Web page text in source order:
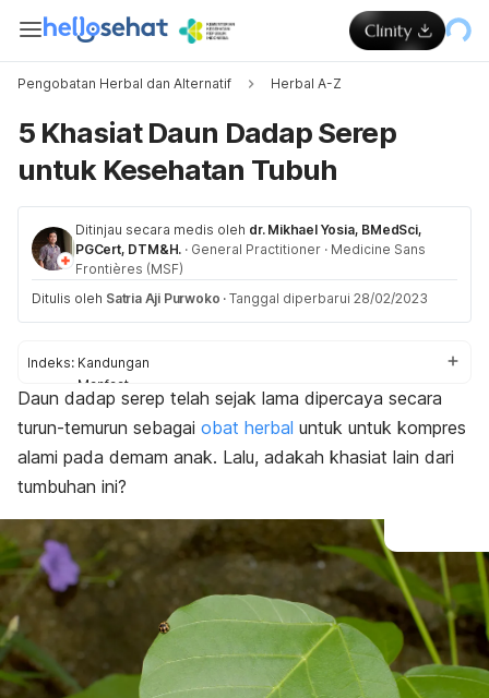
Pengobatan Herbal dan Alternatif Herbal A-Z
5 Khasiat Daun Dadap Serep
untuk Kesehatan Tubuh
Ditinjau secara medis oleh dr. Mikhael Yosia, BMedSci,
PGCert, DTM&H. · General Practitioner · Medicine Sans
Frontières (MSF)
Ditulis oleh Satria Aji Purwoko · Tanggal diperbarui 28/02/2023
Indeks: Kandungan
Manfaat
Cara pakai
Efek samping
Daun dadap serep telah sejak lama dipercaya secara
turun-temurun sebagai obat herbal untuk untuk kompres
alami pada demam anak. Lalu, adakah khasiat lain dari
tumbuhan ini?